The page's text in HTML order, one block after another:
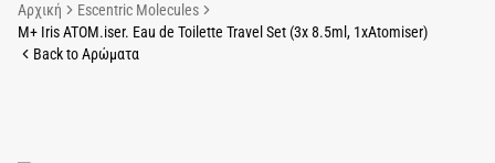
Αρχική
Escentric Molecules
M+ Iris ATOM.iser. Eau de Toilette Travel Set (3x 8.5ml, 1xAtomiser)
Back to Αρώματα